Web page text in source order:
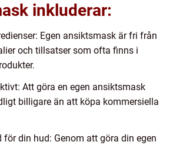
inkluderar:
Egen ansiktsmask är fri från
och tillsatser som ofta finns i
Att göra en egen ansiktsmask
billigare än att köpa kommersiella
för din hud: Genom att göra din egen